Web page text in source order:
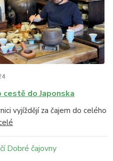
cestě do Japonska
vyjíždějí za čajem do celého